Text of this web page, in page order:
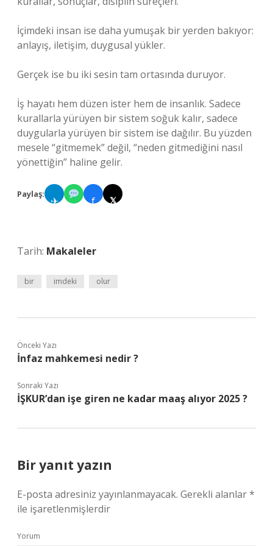
İçimdeki insan ise daha yumuşak bir yerden bakıyor:
anlayış, iletişim, duygusal yükler.
Gerçek ise bu iki sesin tam ortasında duruyor.
İş hayatı hem düzen ister hem de insanlık. Sadece
kurallarla yürüyen bir sistem soğuk kalır, sadece
duygularla yürüyen bir sistem ise dağılır. Bu yüzden
mesele “gitmemek” değil, “neden gitmediğini nasıl
yönettiğin” haline gelir.
Paylaş:
✈ f 𝕏
Tarih: Makaleler
bir imdeki olur
Önceki Yazı
İnfaz mahkemesi nedir ?
Sonraki Yazı
İŞKUR’dan işe giren ne kadar maaş alıyor 2025 ?
Bir yanıt yazın
E-posta adresiniz yayınlanmayacak. Gerekli alanlar*
ile işaretlenmişlerdir
Yorum